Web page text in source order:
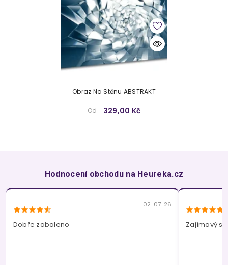
Obraz Na Stěnu ABSTRAKT
Od 329,00 Kč
Hodnocení obchodu na Heureka.cz
02. 07. 26
Dobře zabaleno Zajímavý